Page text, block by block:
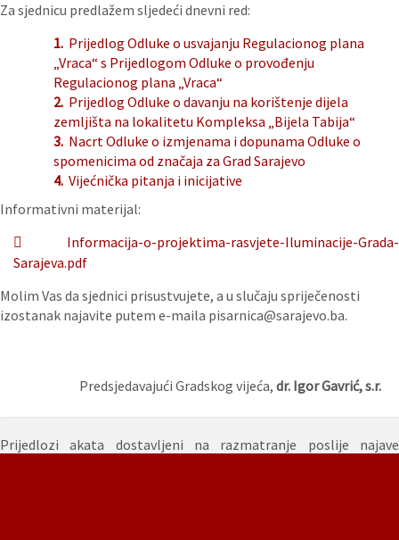
Za sjednicu predlažem sljedeći dnevni red:
1. Prijedlog Odluke o usvajanju Regulacionog plana
„Vraca“ s Prijedlogom Odluke o provođenju
Regulacionog plana „Vraca“
2. Prijedlog Odluke o davanju na korištenje dijela
zemljišta na lokalitetu Kompleksa „Bijela Tabija“
3. Nacrt Odluke o izmjenama i dopunama Odluke o
spomenicima od značaja za Grad Sarajevo
4. Vijećnička pitanja i inicijative
Informativni materijal:
Informacija-o-projektima-rasvjete-Iluminacije-Grada-
Sarajeva.pdf
Molim Vas da sjednici prisustvujete, a u slučaju spriječenosti
izostanak najavite putem e-maila pisarnica@sarajevo.ba.
Predsjedavajući Gradskog vijeća, dr. Igor Gavrić, s.r.
Prijedlozi akata dostavljeni na razmatranje poslije najave